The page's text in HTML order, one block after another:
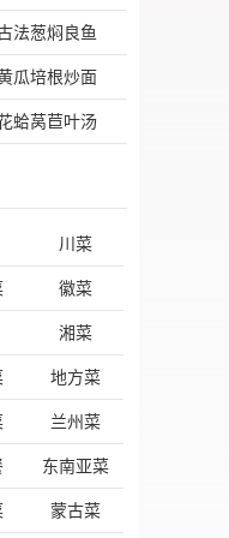
法葱焖良鱼
瓜培根炒面
蛤莴苣叶汤
川菜
徽菜
湘菜
地方菜
兰州菜
东南亚菜
蒙古菜